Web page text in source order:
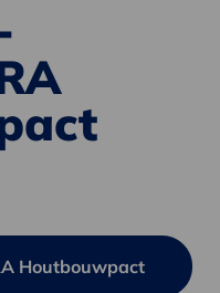
Houtbouwpact